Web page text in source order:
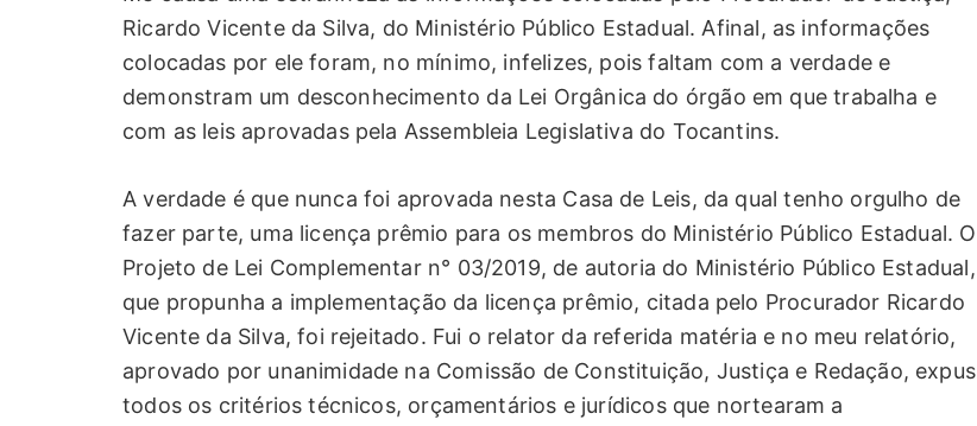
Ricardo Vicente da Silva, do Ministério Público Estadual. Afinal, as informações
colocadas por ele foram, no mínimo, infelizes, pois faltam com a verdade e
demonstram um desconhecimento da Lei Orgânica do órgão em que trabalha e
com as leis aprovadas pela Assembleia Legislativa do Tocantins.
A verdade é que nunca foi aprovada nesta Casa de Leis, da qual tenho orgulho de
fazer parte, uma licença prêmio para os membros do Ministério Público Estadual. O
Projeto de Lei Complementar n° 03/2019, de autoria do Ministério Público Estadual,
que propunha a implementação da licença prêmio, citada pelo Procurador Ricardo
Vicente da Silva, foi rejeitado. Fui o relator da referida matéria e no meu relatório,
aprovado por unanimidade na Comissão de Constituição, Justiça e Redação, expus
todos os critérios técnicos, orçamentários e jurídicos que nortearam a